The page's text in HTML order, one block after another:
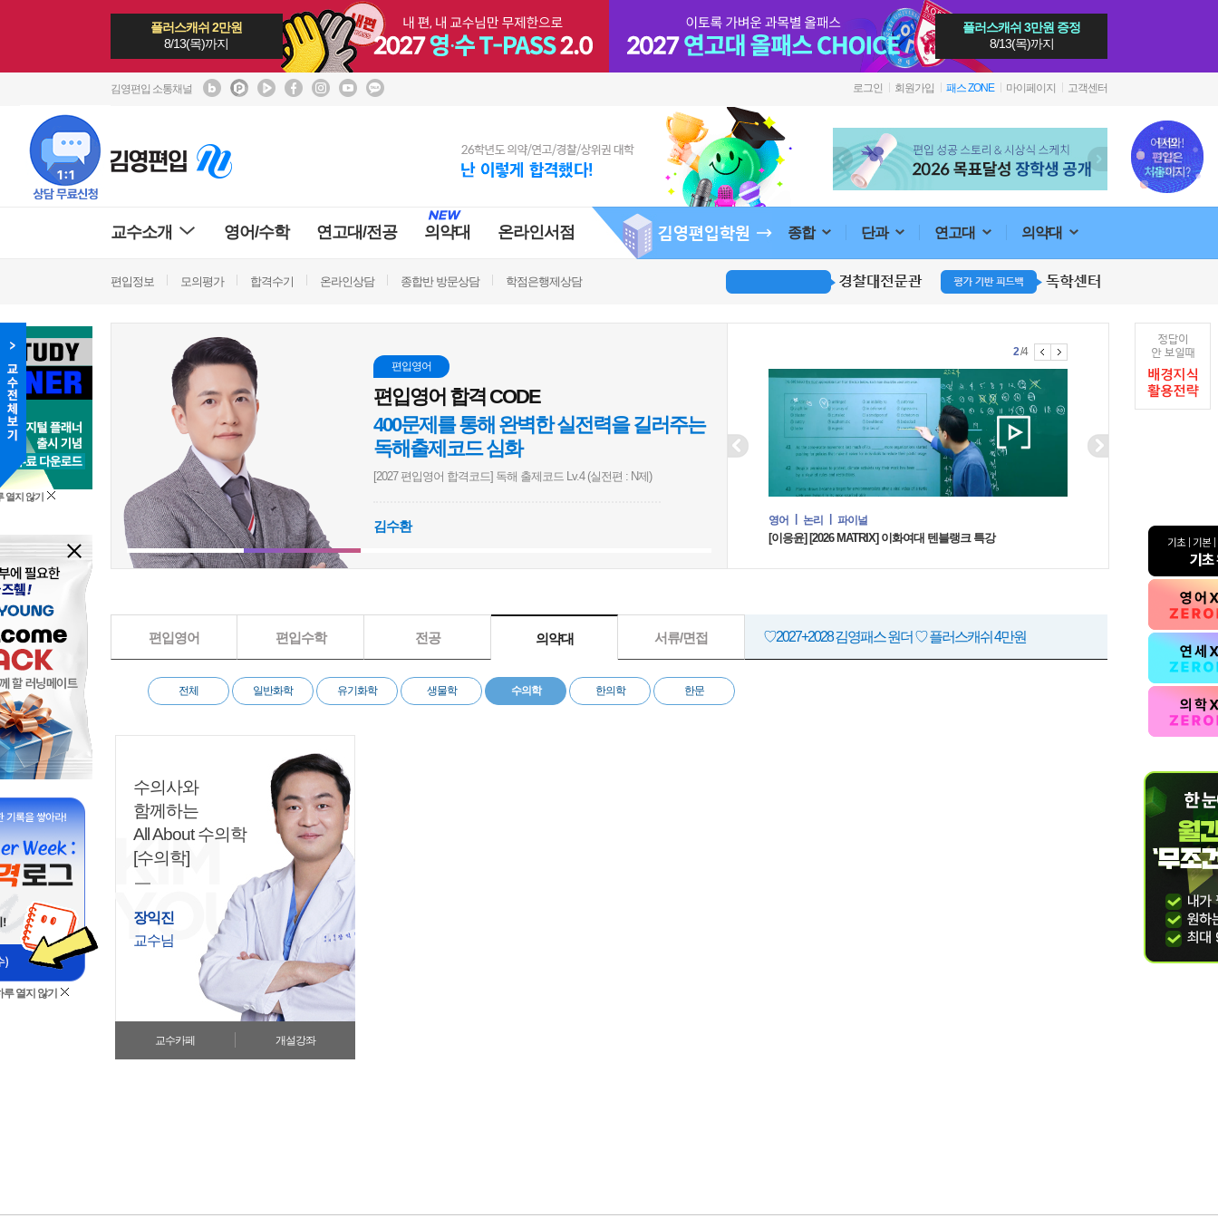
플러스캐쉬 2만원
8/13(목)까지
플러스캐쉬 3만원 증정
8/13(목)까지
열지 않기
열지 않기
김영편입 소통채널 로그인 회원가입 패스 ZONE 마이페이지 고객센터
교수소개 영어/수학 연고대/전공 의약대 온라인서점 종합 단과 연고대 의약대
편입정보 모의평가 합격수기 온라인상담 종합반 방문상담 학점은행제상담
편입영어
편입영어 합격 CODE
400문제를 통해 완벽한 실전력을 길러주는
독해출제코드 심화
[2027 편입영어 합격코드] 독해 출제코드 Lv.4 (실전편 : N제)
김수환
지구과학
지구과학의 방점을 찍다
연고대 편입이 목표라면 지
의 전략
[지구과학의 신] 연고대 지구과학 심화+문제풀
/4
심화
[이정민] [2027 BIOstory] 의학계열 편입생물 심화 1000제 문제풀이
영어
[이지훈] [2027 쉬운편입] 스나이퍼 논리D (기출변형)
영어 논리 파이널
[이응윤] [2026 MATRIX] 이화여대 텐블랭크 특강
1
2
3
4
Prev Next
편입영어 편입수학 전공 의약대
전체 일반화학 유기화학 생물학 수의학 한의학 한문
서류/면접
♡경찰대 패키지♡ 플러스캐쉬 1만원
♡제로패스♡ 제로베이스를 위한 가장 완벽한 기초 완성
♡2027+2028 김영패스 원더 ♡ 플러스캐쉬 4만원
수의사와
함께하는
All About 수의학
[수의학]
장익진
교수님
교수카페 개설강좌